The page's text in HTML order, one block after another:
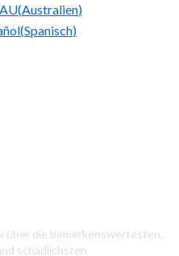
(Australien)
(Spanisch)
über die bemerkenswertesten,
schädlichsten